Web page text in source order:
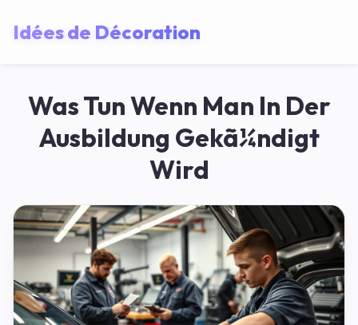
Idées de Décoration
Was Tun Wenn Man In Der
Ausbildung Gekã¼ndigt
Wird